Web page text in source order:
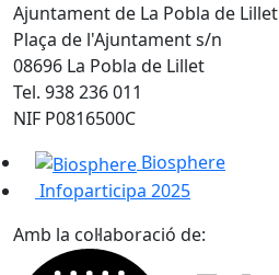
Ajuntament de La Pobla de Lillet
Plaça de l'Ajuntament s/n
08696 La Pobla de Lillet
Tel. 938 236 011
NIF P0816500C
Biosphere
Infoparticipa 2025
Amb la col·laboració de: